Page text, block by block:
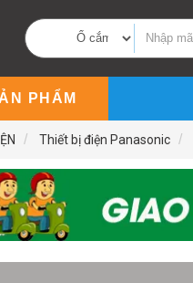
PHẨM
Thiết bị điện Panasonic